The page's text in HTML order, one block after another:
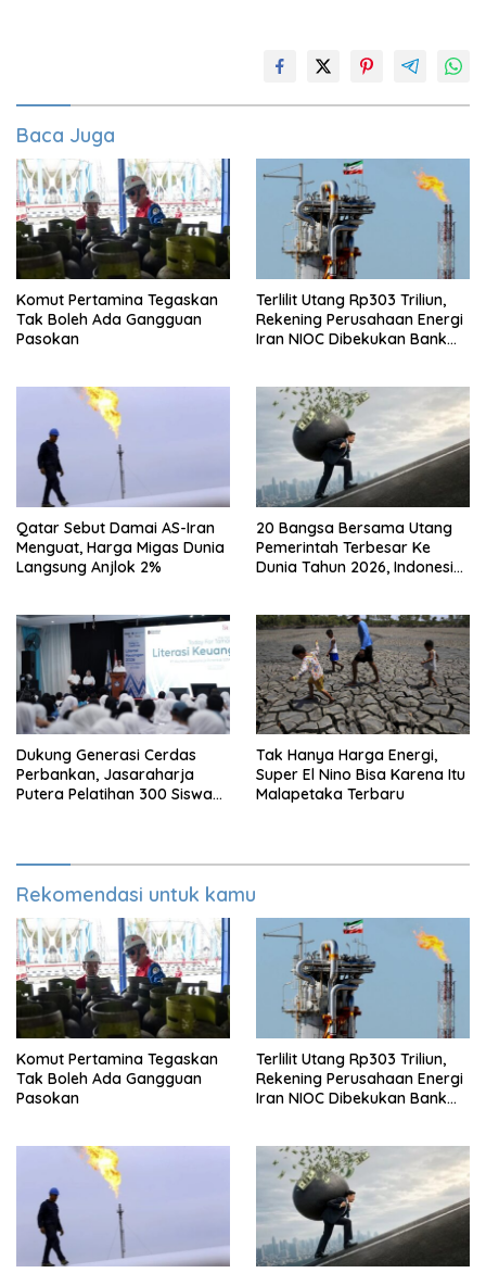
Baca Juga
Komut Pertamina Tegaskan
Tak Boleh Ada Gangguan
Pasokan
Terlilit Utang Rp303 Triliun,
Rekening Perusahaan Energi
Iran NIOC Dibekukan Bank
Qatar Sebut Damai AS-Iran
Menguat, Harga Migas Dunia
Langsung Anjlok 2%
20 Bangsa Bersama Utang
Pemerintah Terbesar Ke
Dunia Tahun 2026, Indonesia
Dukung Generasi Cerdas
Perbankan, Jasaraharja
Putera Pelatihan 300 Siswa
Tak Hanya Harga Energi,
Super El Nino Bisa Karena Itu
Malapetaka Terbaru
Rekomendasi untuk kamu
Komut Pertamina Tegaskan
Tak Boleh Ada Gangguan
Pasokan
Terlilit Utang Rp303 Triliun,
Rekening Perusahaan Energi
Iran NIOC Dibekukan Bank